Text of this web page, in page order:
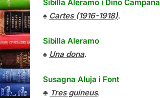
Sibilla Aleramo i Dino Campana
♠ Cartes (1916-1918).
Sibilla Aleramo
♠ Una dona.
Susagna Aluja i Font
♣ Tres guineus.